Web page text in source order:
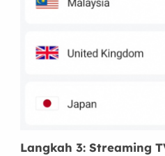
Langkah 3: Streaming